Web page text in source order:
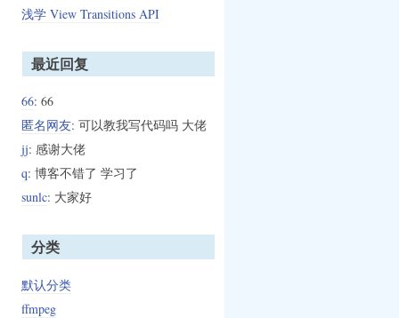
浅学 View Transitions API
最近回复
66: 66
匿名网友: 可以教我写代码吗 大佬
jj: 感谢大佬
q: 博客不错了 学习了
sunlc: 大家好
分类
默认分类
ffmpeg